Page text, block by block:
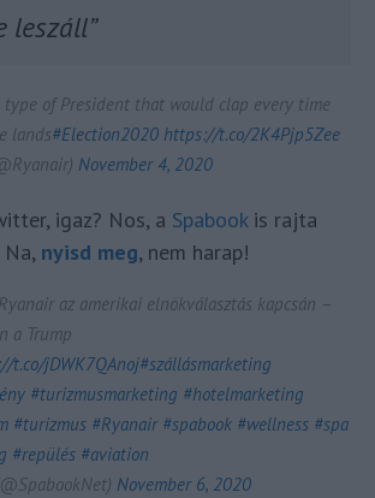
leszáll”
type of President that would clap every time
lands#Election2020 https://t.co/2K4Pjp5Zee
November 4, 2020
igaz? Nos, a Spabookis rajta
nyisd meg, nem harap!
az amerikai elnökválasztás kapcsán –
a Trump
t.co/jDWK7QAnoj#szállásmarketing
#turizmusmarketing #hotelmarketing
#turizmus #Ryanair #spabook #wellness #spa
#repülés #aviation
November 6, 2020